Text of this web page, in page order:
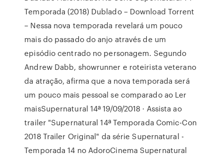
Temporada (2018) Dublado – Download Torrent
– Nessa nova temporada revelará um pouco
mais do passado do anjo através de um
episódio centrado no personagem. Segundo
Andrew Dabb, showrunner e roteirista veterano
da atração, afirma que a nova temporada será
um pouco mais pessoal se comparado ao Ler
maisSupernatural 14ª 19/09/2018 · Assista ao
trailer "Supernatural 14ª Temporada Comic-Con
2018 Trailer Original" da série Supernatural -
Temporada 14 no AdoroCinema Supernatural